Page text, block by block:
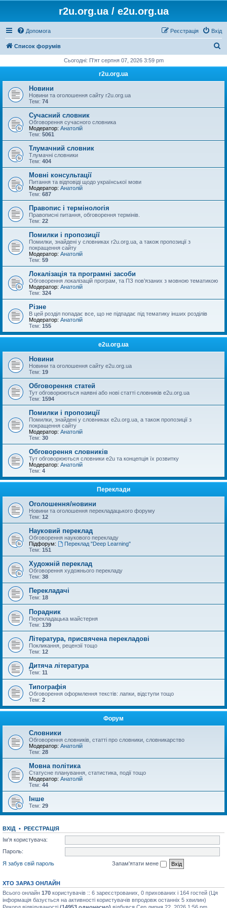
r2u.org.ua / e2u.org.ua
Допомога Вхід
Реєстрація
Список форумів
у
Сьогодні: П'ят серпня 07, 2026 3:59 pm
r2u.org.ua
Новини
Новини та оголошення сайту r2u.org.ua
Тем: 74
Сучасний словник
Обговорення сучасного словника
Модератор: Анатолій
Тем: 5061
Тлумачний словник
Тлумачні словники
Тем: 404
Мовні консультації
Питання та відповіді щодо української мови
Модератор: Анатолій
Тем: 687
Правопис і термінологія
Правописні питання, обговорення термінів.
Тем: 22
Помилки і пропозиції
Помилки, знайдені у словниках r2u.org.ua, а також пропозиції з
покращення сайту
Модератор: Анатолій
Тем: 59
Локалізація та програмні засоби
Обговорення локалізацій програм, та ПЗ пов’язаних з мовною тематикою
Модератор: Анатолій
Тем: 324
Різне
В цей розділ попадає все, що не підпадає під тематику інших розділів
Модератор: Анатолій
Тем: 155
e2u.org.ua
Новини
Новини та оголошення сайту e2u.org.ua
Тем: 19
Обговорення статей
Тут обговорюються наявні або нові статті словників e2u.org.ua
Тем: 1594
Помилки і пропозиції
Помилки, знайдені у словниках e2u.org.ua, а також пропозиції з
покращення сайту
Модератор: Анатолій
Тем: 30
Обговорення словників
Тут обговорюються словники e2u та концепція їх розвитку
Модератор: Анатолій
Тем: 4
Переклади
Оголошення/новини
Новини та оголошення перекладацького форуму
Тем: 12
Науковий переклад
Обговорення наукового перекладу
Підфорум:
Переклад "Deep Learning"
Тем: 151
Художній переклад
Обговорення художнього перекладу
Тем: 38
Перекладачі
Тем: 18
Порадник
Перекладацька майстерня
Тем: 139
Література, присвячена перекладові
Покликання, рецензії тощо
Тем: 12
Дитяча література
Тем: 11
Типографія
Обговорення оформлення текстів: лапки, відступи тощо
Тем: 2
Форум
Словники
Обговорення словників, статті про словники, словникарство
Модератор: Анатолій
Тем: 28
Мовна політика
Статусне планування, статистика, події тощо
Модератор: Анатолій
Тем: 44
Інше
Тем: 29
ВХІД • РЕЄСТРАЦІЯ
Ім'я користувача:
Пароль:
Я забув свій пароль
Запам'ятати мене
ХТО ЗАРАЗ ОНЛАЙН
Всього онлайн 170 користувачів :: 6 зареєстрованих, 0 прихованих і 164 гостей (Ця
інформація базується на активності користувачів впродовж останніх 5 хвилин)
Рекорд відвідуваності (14953 одночасно) відбувся Сер липня 22, 2026 1:56 pm